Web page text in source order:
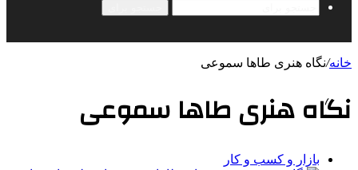
خانه/نگاه هنری طاها سموعی
نگاه هنری طاها سموعی
بازار و کسب و کار